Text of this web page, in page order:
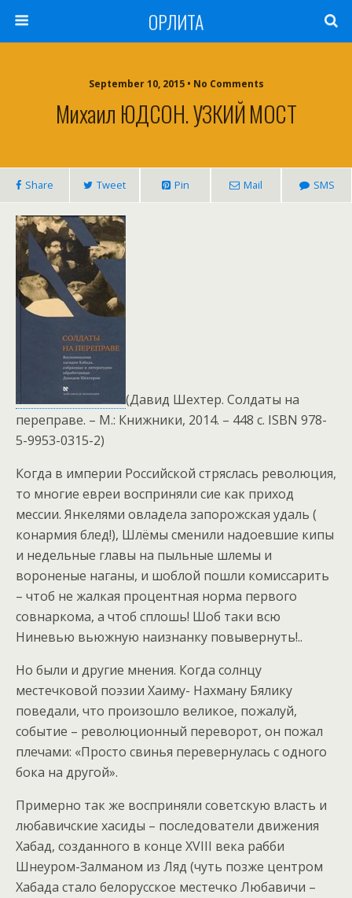
ОРЛИТА
September 10, 2015 • No Comments
Михаил ЮДСОН. УЗКИЙ МОСТ
Share Tweet Pin Mail SMS
(Давид Шехтер. Солдаты на
переправе. – М.: Книжники, 2014. – 448 с. ISBN 978-
5-9953-0315-2)
Когда в империи Российской стряслась революция,
то многие евреи восприняли сие как приход
мессии. Янкелями овладела запорожская удаль (
конармия блед!), Шлёмы сменили надоевшие кипы
и недельные главы на пыльные шлемы и
вороненые наганы, и шоблой пошли комиссарить
– чтоб не жалкая процентная норма первого
совнаркома, а чтоб сплошь! Шоб таки всю
Ниневью вьюжную наизнанку повывернуть!..
Но были и другие мнения. Когда солнцу
местечковой поэзии Хаиму- Нахману Бялику
поведали, что произошло великое, пожалуй,
событие – революционный переворот, он пожал
плечами: «Просто свинья перевернулась с одного
бока на другой».
Примерно так же восприняли советскую власть и
любавичские хасиды – последователи движения
Хабад, созданного в конце XVIII века рабби
Шнеуром-Залманом из Ляд (чуть позже центром
Хабада стало белорусское местечко Любавичи –